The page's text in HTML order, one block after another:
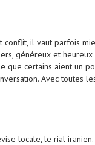
conflit, il vaut parfois
généreux et
que certains aient un
Avec toutes
locale, le rial